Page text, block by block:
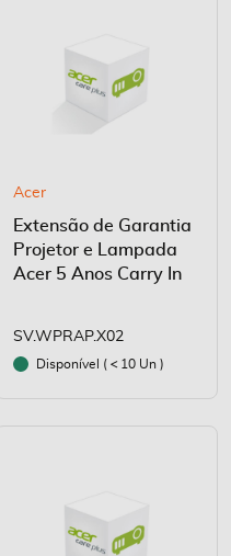
Acer
Extensão de Garantia
Projetor e Lampada
Acer 5 Anos Carry In
SV.WPRAP.X02
Disponível ( 10 Un )